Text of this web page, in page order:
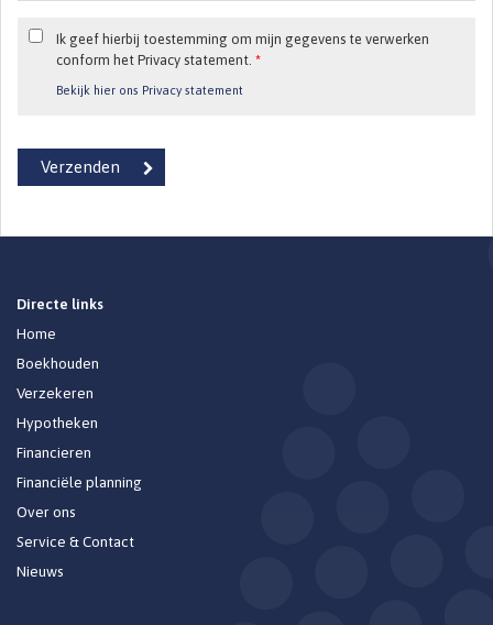
Ik geef hierbij toestemming om mijn gegevens te verwerken
conform het Privacy statement. *
Bekijk hier ons Privacy statement
Directe links
Home
Boekhouden
Verzekeren
Hypotheken
Financieren
Financiële planning
Over ons
Service & Contact
Nieuws